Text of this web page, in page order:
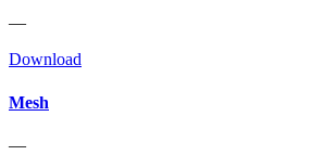
—
Download
Mesh
—